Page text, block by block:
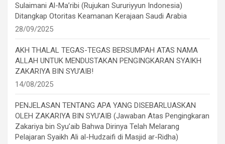
Sulaimani Al-Ma’ribi (Rujukan Sururiyyun Indonesia)
Ditangkap Otoritas Keamanan Kerajaan Saudi Arabia
28/09/2025
AKH THALAL TEGAS-TEGAS BERSUMPAH ATAS NAMA
ALLAH UNTUK MENDUSTAKAN PENGINGKARAN SYAIKH
ZAKARIYA BIN SYU’AIB!
14/08/2025
PENJELASAN TENTANG APA YANG DISEBARLUASKAN
OLEH ZAKARIYA BIN SYU’AIB (Jawaban Atas Pengingkaran
Zakariya bin Syu’aib Bahwa Dirinya Telah Melarang
Pelajaran Syaikh Ali al-Hudzaifi di Masjid ar-Ridha)